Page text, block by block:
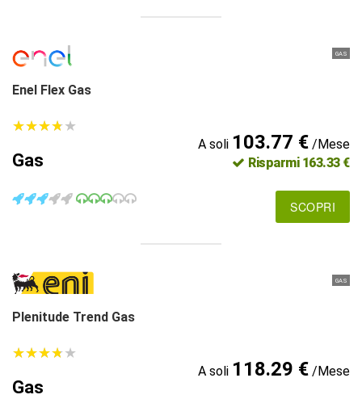
GAS
Enel Flex Gas
★★★★★
★★★★★
Gas
A soli 103.77 €/Mese
Risparmi 163.33 €
SCOPRI
GAS
Plenitude Trend Gas
★★★★★
★★★★★
Gas
A soli 118.29 €/Mese